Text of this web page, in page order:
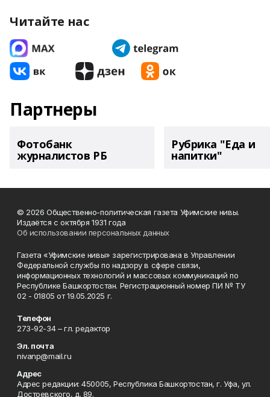
Читайте нас
Партнеры
Фотобанк
журналистов РБ
Рубрика "Еда и
напитки"
© 2026 Общественно-политическая газета Уфимские нивы.
Издаётся с октября 1931 года
Об использовании персональных данных
Газета «Уфимские нивы» зарегистрирована в Управлении
Федеральной службы по надзору в сфере связи,
информационных технологий и массовых коммуникаций по
Республике Башкортостан. Регистрационный номер ПИ № ТУ
02 - 01805 от 19.05.2025 г.
Телефон
273-92-34 – гл. редактор
Эл. почта
nivanp@mail.ru
Адрес
Адрес редакции: 450005, Республика Башкортостан, г. Уфа, ул.
Достоевского, д. 89.